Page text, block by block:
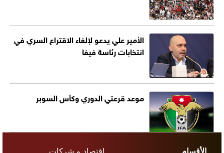
الأمير علي يدعو لإلغاء الاقتراع السري في
انتخابات رئاسة فيفا
موعد قرعتي الدوري وكأس السوبر
الأقسام
اقتصاد و شركات